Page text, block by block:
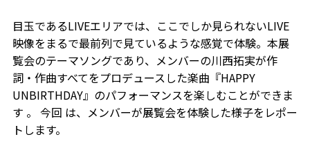
目玉であるLIVEエリアでは、ここでしか見られないLIVE
映像をまるで最前列で見ているような感覚で体験。本展
覧会のテーマソングであり、メンバーの川西拓実が作
詞・作曲すべてをプロデュースした楽曲『HAPPY
UNBIRTHDAY』のパフォーマンスを楽しむことができま
す 。 今回 は、メンバーが展覧会を体験した様子をレポー
トします。